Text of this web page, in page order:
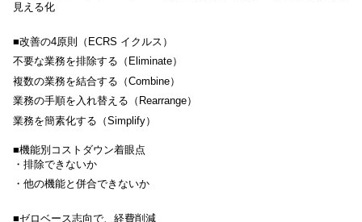
見える化
■改善の4原則（ ECRS イクルス）
不要な業務を排除する（Eliminate）
複数の業務を結合する（Combine）
業務の手順を入れ替える（Rearrange）
業務を簡素化する（Simplify）
■機能別コストダウン着眼点
・排除できないか
・他の機能と併合できないか
■ゼロベース志向で、経費削減